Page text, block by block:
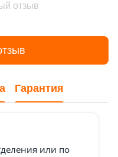
отзыв
Гарантия
или по